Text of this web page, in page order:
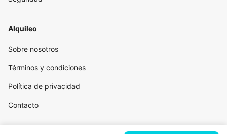
Alquileo
Sobre nosotros
Términos y condiciones
Política de privacidad
Contacto